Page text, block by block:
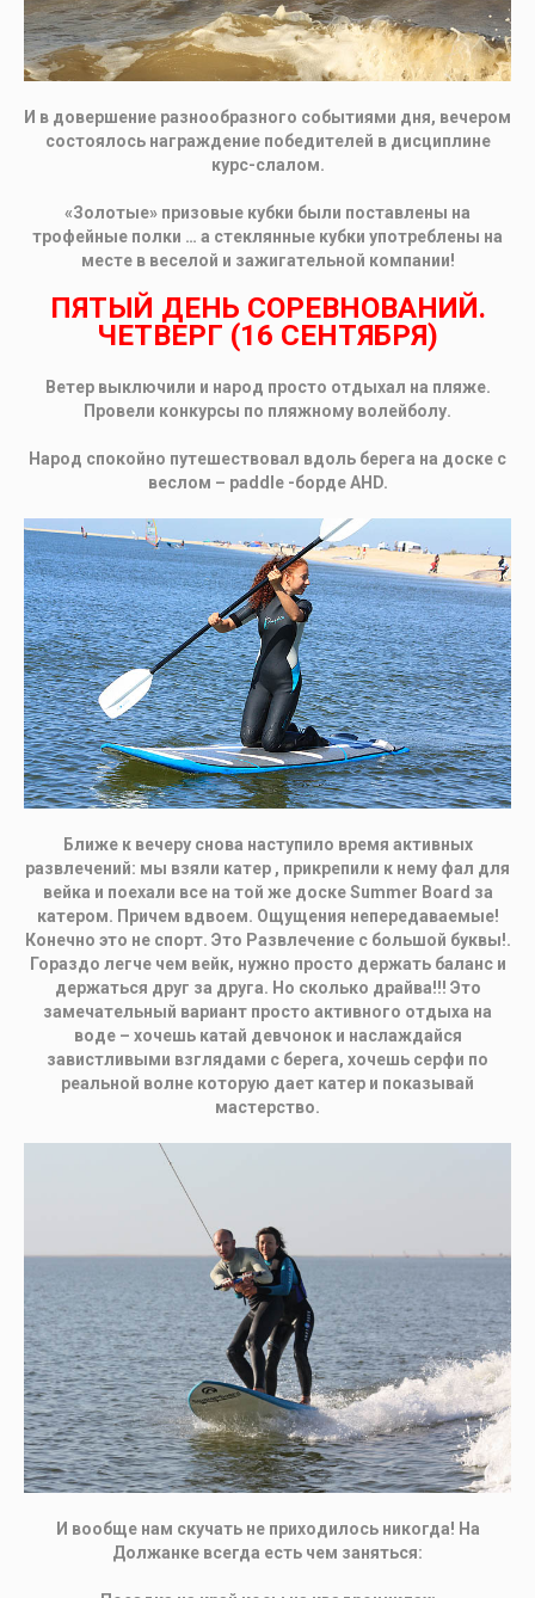
И в довершение разнообразного событиями дня, вечером
состоялось награждение победителей в дисциплине
курс-слалом.
«Золотые» призовые кубки были поставлены на
трофейные полки … а стеклянные кубки употреблены на
месте в веселой и зажигательной компании!
ПЯТЫЙ ДЕНЬ СОРЕВНОВАНИЙ.
ЧЕТВЕРГ (16 СЕНТЯБРЯ)
Ветер выключили и народ просто отдыхал на пляже.
Провели конкурсы по пляжному волейболу.
Народ спокойно путешествовал вдоль берега на доске с
веслом – paddle -борде AHD.
Ближе к вечеру снова наступило время активных
развлечений: мы взяли катер , прикрепили к нему фал для
вейка и поехали все на той же доске Summer Board за
катером. Причем вдвоем. Ощущения непередаваемые!
Конечно это не спорт. Это Развлечение с большой буквы!.
Гораздо легче чем вейк, нужно просто держать баланс и
держаться друг за друга. Но сколько драйва!!! Это
замечательный вариант просто активного отдыха на
воде – хочешь катай девчонок и наслаждайся
завистливыми взглядами с берега, хочешь серфи по
реальной волне которую дает катер и показывай
мастерство.
И вообще нам скучать не приходилось никогда! На
Должанке всегда есть чем заняться: